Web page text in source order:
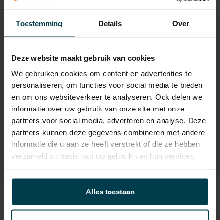
Toestemming Details Over
Deze website maakt gebruik van cookies
We gebruiken cookies om content en advertenties te
personaliseren, om functies voor social media te bieden
en om ons websiteverkeer te analyseren. Ook delen we
informatie over uw gebruik van onze site met onze
partners voor social media, adverteren en analyse. Deze
partners kunnen deze gegevens combineren met andere
informatie die u aan ze heeft verstrekt of die ze hebben
verzameld op basis van uw gebruik van hun services.
Alles toestaan
Bijtelling
22 %
Energielabel
Gemiddeld verbruik
2.1 L/100KM
Wegenbelasting min
€ 387 /kwartaal
Contact informatie